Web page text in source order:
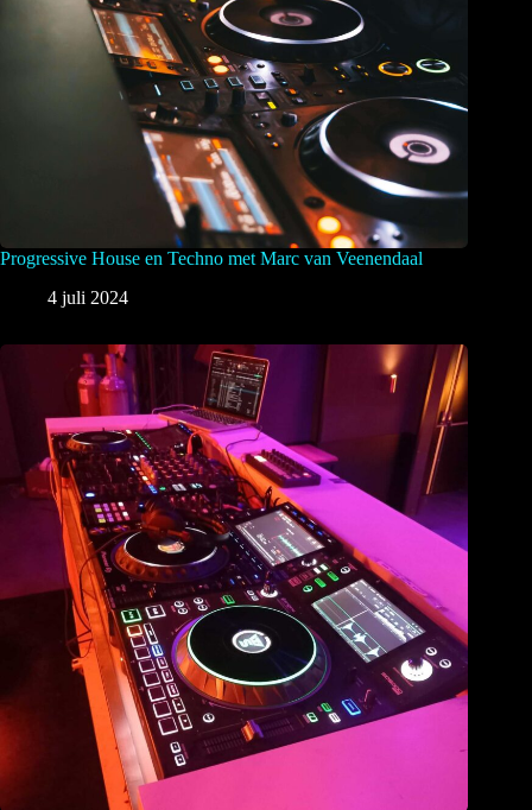
Progressive House en Techno met Marc van Veenendaal
4 juli 2024